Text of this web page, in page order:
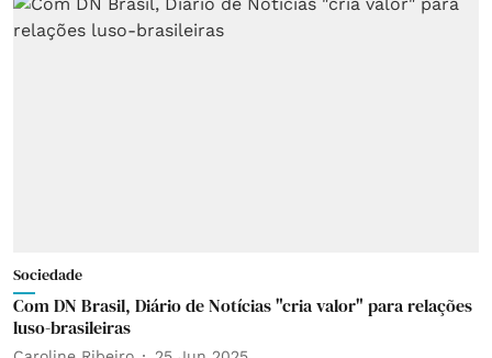
Sociedade
Com DN Brasil, Diário de Notícias "cria valor" para relações
luso-brasileiras